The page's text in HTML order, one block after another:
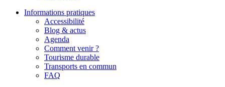
Informations pratiques
Accessibilité
Blog & actus
Agenda
Comment venir ?
Tourisme durable
Transports en commun
FAQ